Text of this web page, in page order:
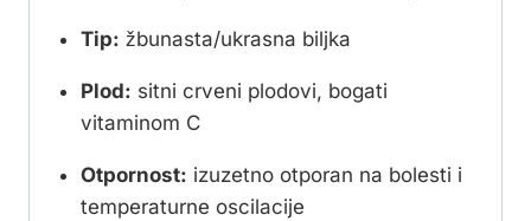
Tip: žbunasta/ukrasna biljka
Plod: sitni crveni plodovi, bogati
vitaminom C
Otpornost: izuzetno otporan na bolesti i
temperaturne oscilacije